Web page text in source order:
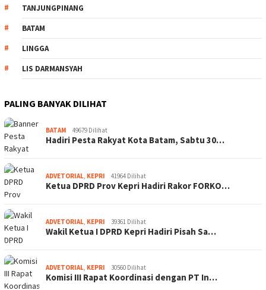
TANJUNGPINANG
BATAM
LINGGA
LIS DARMANSYAH
PALING BANYAK DILIHAT
BATAM 49679 Dilihat
Hadiri Pesta Rakyat Kota Batam, Sabtu 30…
ADVETORIAL, KEPRI 41964 Dilihat
Ketua DPRD Prov Kepri Hadiri Rakor FORKO…
ADVETORIAL, KEPRI 39361 Dilihat
Wakil Ketua I DPRD Kepri Hadiri Pisah Sa…
ADVETORIAL, KEPRI 30560 Dilihat
Komisi III Rapat Koordinasi dengan PT In…